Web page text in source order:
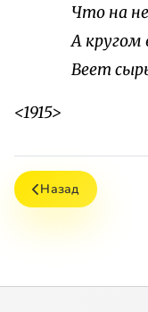
Что на
А кругом
Веет
<1915>
Назад